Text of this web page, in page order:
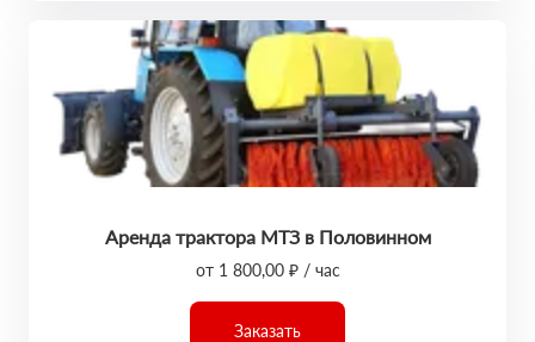
Аренда трактора МТЗ в Половинном
от 1 800,00 ₽ / час
Заказать